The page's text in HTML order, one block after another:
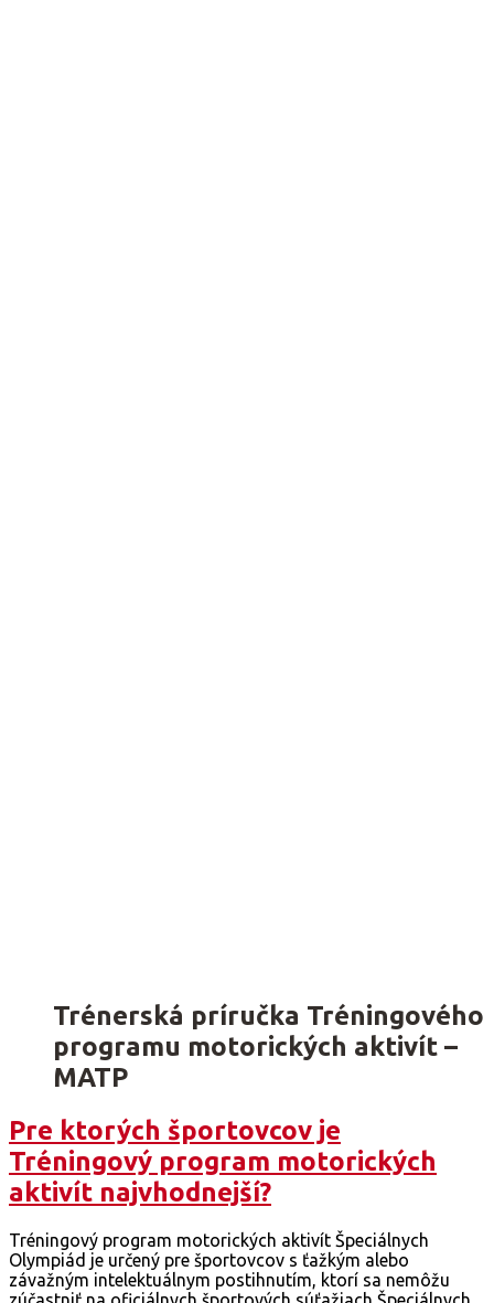
Trénerská príručka Tréningového
programu motorických aktivít –
MATP
Pre ktorých športovcov je
Tréningový program motorických
aktivít najvhodnejší?
Tréningový program motorických aktivít Špeciálnych
Olympiád je určený pre športovcov s ťažkým alebo
závažným intelektuálnym postihnutím, ktorí sa nemôžu